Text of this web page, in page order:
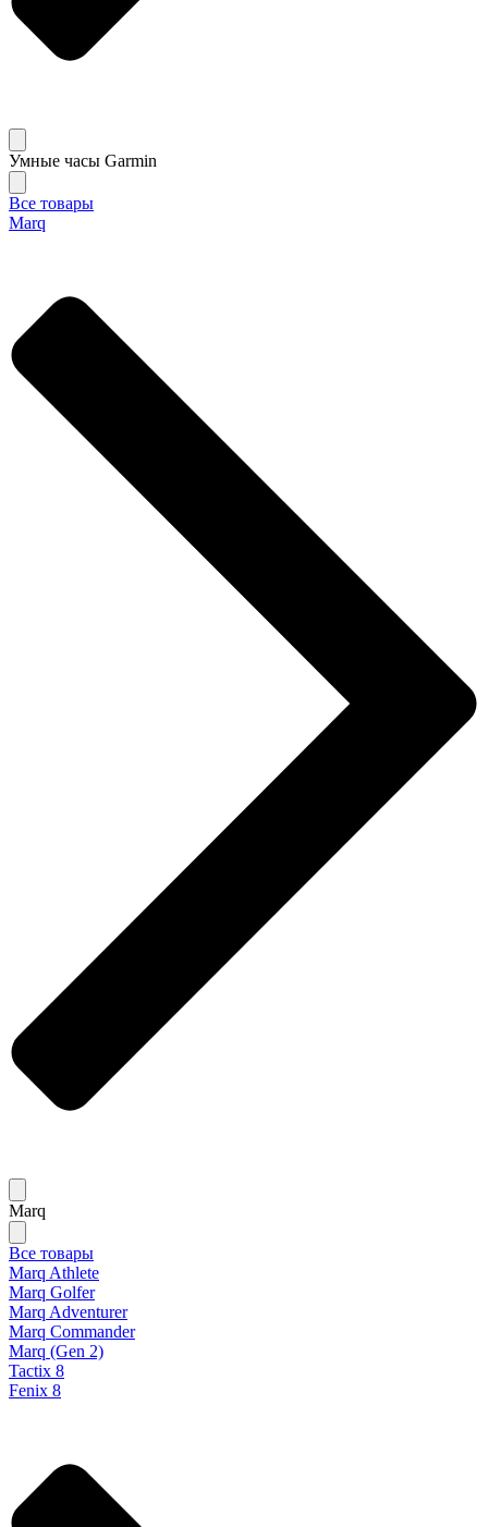
Умные часы Garmin
Все товары
Marq
Marq
Все товары
Marq Athlete
Marq Golfer
Marq Adventurer
Marq Commander
Marq (Gen 2)
Tactix 8
Fenix 8